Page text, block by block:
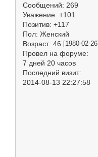
Сообщений: 269
Уважение: +101
Позитив: +117
Пол: Женский
Возраст: 46 [1980-02-26]
Провел на форуме:
7 дней 20 часов
Последний визит:
2014-08-13 22:27:58